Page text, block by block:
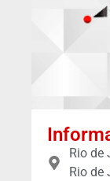
Rio de
Rio de